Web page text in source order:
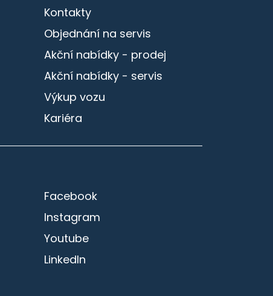
Kontakty
Objednání na servis
Akční nabídky - prodej
Akční nabídky - servis
Výkup vozu
Kariéra
Facebook
Instagram
Youtube
LinkedIn